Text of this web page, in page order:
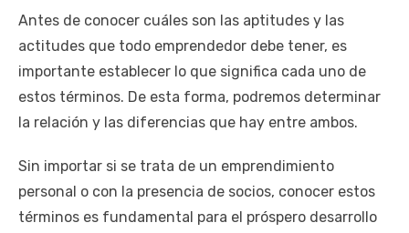
Antes de conocer cuáles son las aptitudes y las
actitudes que todo emprendedor debe tener, es
importante establecer lo que significa cada uno de
estos términos. De esta forma, podremos determinar
la relación y las diferencias que hay entre ambos.
Sin importar si se trata de un emprendimiento
personal o con la presencia de socios, conocer estos
términos es fundamental para el próspero desarrollo